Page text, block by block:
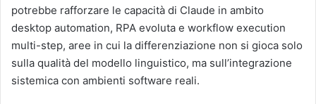
potrebbe rafforzare le capacità di Claude in ambito
desktop automation, RPA evoluta e workflow execution
multi-step, aree in cui la differenziazione non si gioca solo
sulla qualità del modello linguistico, ma sull’integrazione
sistemica con ambienti software reali.